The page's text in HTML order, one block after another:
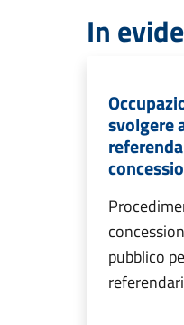
In
svolgere
pubblico